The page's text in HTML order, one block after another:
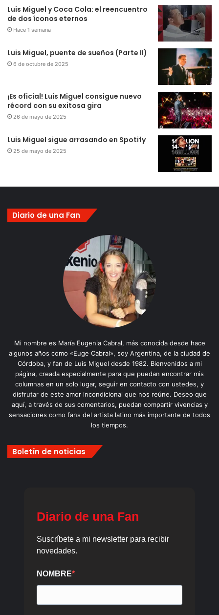
Luis Miguel y Coca Cola: el reencuentro
de dos íconos eternos
Hace 1 semana
Luis Miguel, puente de sueños (Parte II)
6 de octubre de 2025
¡Es oficial! Luis Miguel consigue nuevo
récord con su exitosa gira
26 de mayo de 2025
Luis Miguel sigue arrasando en Spotify
25 de mayo de 2025
Diario de una Fan
Mi nombre es María Eugenia Cabral, más conocida desde hace
algunos años como «Euge Cabral», soy Argentina, de la ciudad de
Córdoba, y fan de Luis Miguel desde 1982. Bienvenidos a mi
página, creada especialmente para que puedan encontrar mis
columnas en un solo lugar, seguir en contacto con ustedes, y
disfrutar de este amor incondicional que nos reúne. Deseo que
aquí, a través de sus comentarios, puedan compartir vivencias y
sensaciones como fans del artista latino más importante de todos
los tiempos.
Boletín de noticias